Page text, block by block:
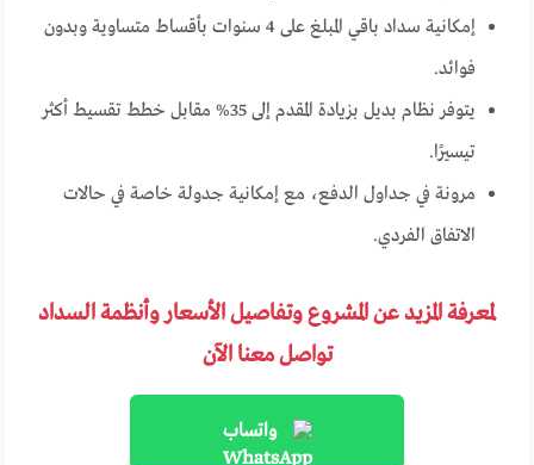
إمكانية سداد باقي المبلغ على 4 سنوات بأقساط متساوية وبدون
فوائد.
يتوفر نظام بديل بزيادة المقدم إلى 35% مقابل خطط تقسيط أكثر
تيسيرًا.
مرونة في جداول الدفع، مع إمكانية جدولة خاصة في حالات
الاتفاق الفردي.
لمعرفة المزيد عن المشروع وتفاصيل الأسعار وأنظمة السداد
تواصل معنا الآن
واتساب